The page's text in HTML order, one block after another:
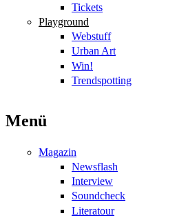
Tickets
Playground
Webstuff
Urban Art
Win!
Trendspotting
Menü
Magazin
Newsflash
Interview
Soundcheck
Literatour